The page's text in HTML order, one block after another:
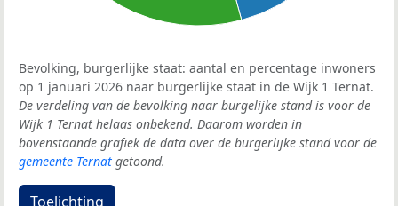
Bevolking, burgerlijke staat: aantal en percentage inwoners
op 1 januari 2026 naar burgerlijke staat in de Wijk 1 Ternat.
De verdeling van de bevolking naar burgelijke stand is voor de
Wijk 1 Ternat helaas onbekend. Daarom worden in
bovenstaande grafiek de data over de burgerlijke stand voor de
gemeente Ternat getoond.
Toelichting